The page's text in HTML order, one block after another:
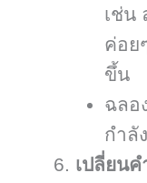
เช่น
ค่อย
ขึ้น
ฉลอ
กำลั
เปลี่ยน